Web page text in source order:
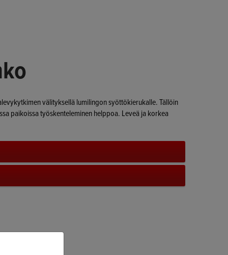
välityksellä lumilingon syöttökierukalle. Tällöin
paikoissa työskenteleminen helppoa. Leveä ja korkea